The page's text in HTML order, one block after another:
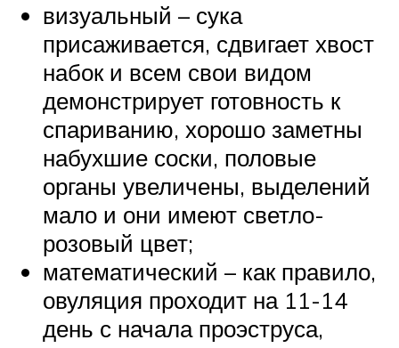
визуальный – сука
присаживается, сдвигает хвост
набок и всем свои видом
демонстрирует готовность к
спариванию, хорошо заметны
набухшие соски, половые
органы увеличены, выделений
мало и они имеют светло-
розовый цвет;
математический – как правило,
овуляция проходит на 11-14
день с начала проэструса,